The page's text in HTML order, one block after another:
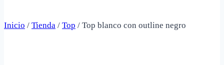
Inicio / Tienda / Top / Top blanco con outline negro